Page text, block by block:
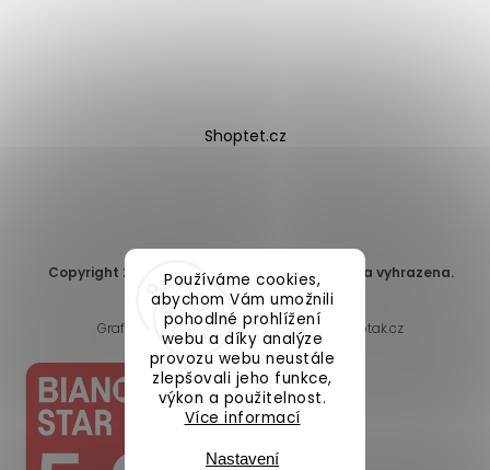
Používáme cookies,
abychom Vám umožnili
pohodlné prohlížení
webu a díky analýze
provozu webu neustále
zlepšovali jeho funkce,
výkon a použitelnost.
Více informací
Nastavení
Shoptet.cz
Copyright 2026 DomaLEP s.r.o. . Všechna práva vyhrazena.
Upravit nastavení cookies
Grafický návrh vytvořil a nakódoval
Shoptak.cz